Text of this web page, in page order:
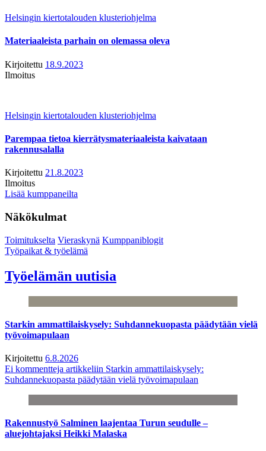
Helsingin kiertotalouden klusteriohjelma
Materiaaleista parhain on olemassa oleva
Kirjoitettu 18.9.2023
Ilmoitus
Helsingin kiertotalouden klusteriohjelma
Parempaa tietoa kierrätysmateriaaleista kaivataan
rakennusalalla
Kirjoitettu 21.8.2023
Ilmoitus
Lisää kumppaneilta
Näkökulmat
Toimitukselta Vieraskynä Kumppaniblogit
Työpaikat & työelämä
Työelämän uutisia
Starkin ammattilaiskysely: Suhdannekuopasta päädytään vielä
työvoimapulaan
Kirjoitettu 6.8.2026
Ei kommentteja artikkeliin Starkin ammattilaiskysely:
Suhdannekuopasta päädytään vielä työvoimapulaan
Rakennustyö Salminen laajentaa Turun seudulle –
aluejohtajaksi Heikki Malaska